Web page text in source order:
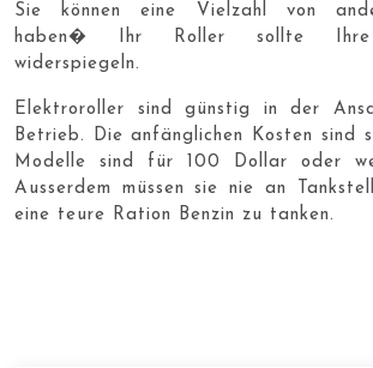
Sie können eine Vielzahl von
haben� Ihr Roller sollte Ihre
widerspiegeln.
Elektroroller sind günstig in der
Betrieb. Die anfänglichen Kosten sind
Modelle sind für 100 Dollar oder
Ausserdem müssen sie nie an
eine teure Ration Benzin zu tanken.